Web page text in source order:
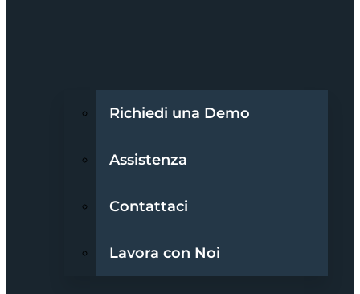
Richiedi una Demo
Assistenza
Contattaci
Lavora con Noi